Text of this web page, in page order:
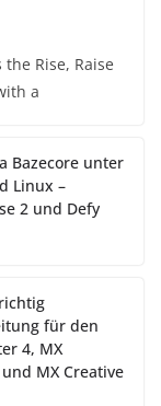
Rise, Raise
a
Bazecore unter
Linux –
2 und Defy
für den
4, MX
MX Creative